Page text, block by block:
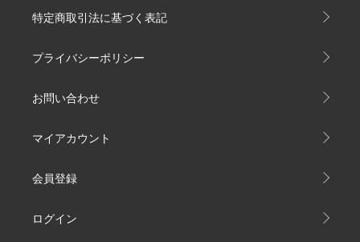
特定商取引法に基づく表記
プライバシーポリシー
お問い合わせ
マイアカウント
会員登録
ログイン